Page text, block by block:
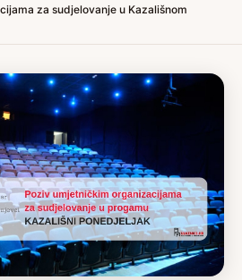
za sudjelovanje u Kazališnom